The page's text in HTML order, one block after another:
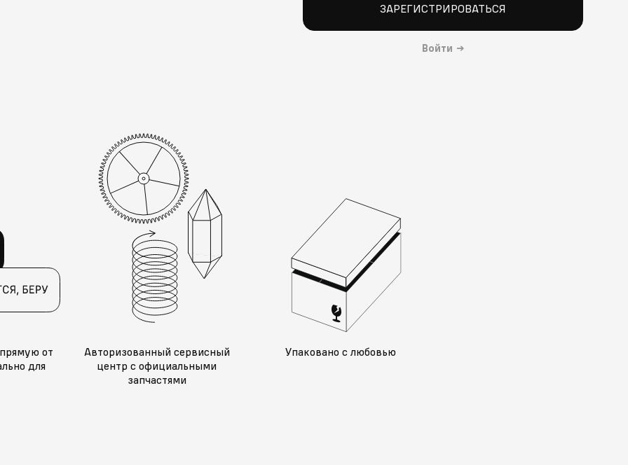
ЗАРЕГИСТРИРОВАТЬСЯ
Войти →
от
для
Авторизованный сервисный
центр с официальными
запчастями
Упаковано с любовью